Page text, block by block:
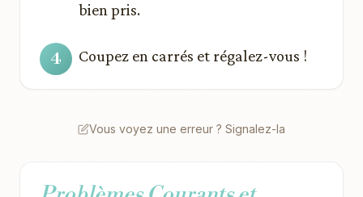
bien pris.
Coupez en carrés et régalez-vous !
Vous voyez une erreur ? Signalez-la